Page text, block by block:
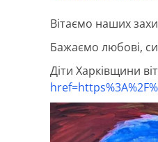
Вітаємо наших
Бажаємо любові,
Діти Харківщини